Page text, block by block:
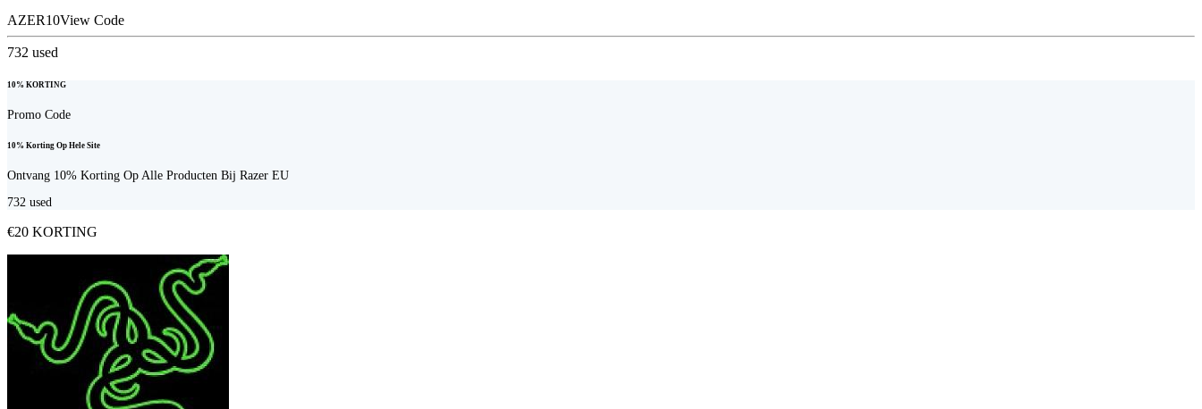
AZER10View Code
732 used
10% KORTING
Promo Code
10% Korting Op Hele Site
Ontvang 10% Korting Op Alle Producten Bij Razer EU
732 used
€20 KORTING